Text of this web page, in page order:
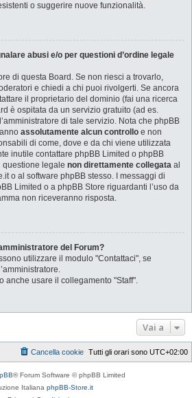
o suggerire nuove funzionalità.
abusi e/o per questioni d’ordine legale
di questa Board. Se non riesci a trovarlo,
e chiedi a chi puoi rivolgerti. Se ancora
il proprietario del dominio (fai una ricerca
è ospitata da un servizio gratuito (ad es.
di tale servizio. Nota che phpBB
assolutamente alcun controllo e non
di come, dove e da chi viene utilizzata
inutile contattare phpBB Limited o phpBB
questione legale non direttamente collegata al
o al software phpBB stesso. I messaggi di
Limited o a phpBB Store riguardanti l’uso da
non riceveranno risposta.
del Forum?
utilizzare il modulo "Contattaci", se
anche usare il collegamento "Staff".
Vai a
Tutti gli orari sono UTC+02:00
Cancella cookie
® Forum Software © phpBB Limited
Italiana phpBB-Store.it